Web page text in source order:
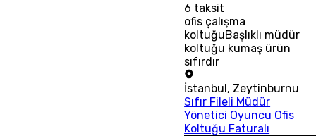
6 taksit
ofis çalışma
koltuğuBaşlıklı müdür
koltuğu kumaş ürün
sıfırdır
İstanbul, Zeytinburnu
Sıfır Fileli Müdür
Yönetici Oyuncu Ofis
Koltuğu Faturalı